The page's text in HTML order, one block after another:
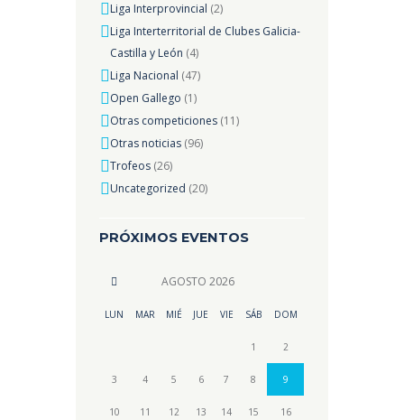
Liga Interprovincial (2)
Liga Interterritorial de Clubes Galicia-
Castilla y León (4)
Liga Nacional (47)
Open Gallego (1)
Otras competiciones (11)
Otras noticias (96)
Trofeos (26)
Uncategorized (20)
PRÓXIMOS EVENTOS
AGOSTO2026
LUN MAR MIÉ JUE VIE SÁB DOM
1 2
3 4 5 6 7 8 9
10 11 12 13 14 15 16